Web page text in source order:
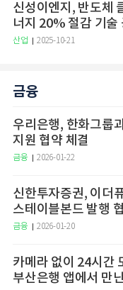
신성이엔지, 반도체
너지 20% 절감 기술
산업 2025-10-21
금융
우리은행, 한화그룹
지원 협약 체결
금융 2026-01-22
신한투자증권, 이더
스테이블본드 발행
금융 2026-01-20
카메라 없이 24시
부산은행 앱에서 만